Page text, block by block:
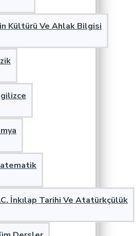
Kültürü Ve Ahlak Bilgisi
İnkılap Tarihi Ve Atatürkçülük